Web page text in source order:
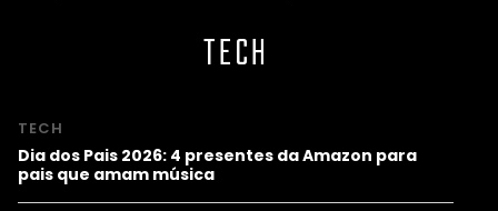
TECH
TECH
Dia dos Pais 2026: 4 presentes da Amazon para
pais que amam música